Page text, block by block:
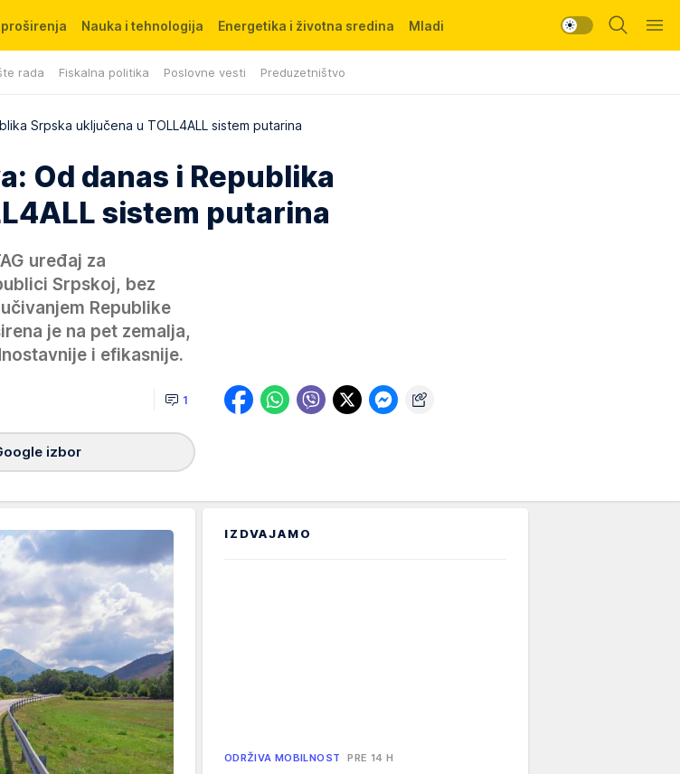
rada Fiskalna politika Poslovne vesti Preduzetništvo
Nauka i tehnologija Energetika i životna sredina Mladi
Srpska uključena u TOLL4ALL sistem putarina
Od danas i Republika
sistem putarina
uređaj za
Srpskoj, bez
Republike
je na pet zemalja,
i efikasnije.
1
izbor
IZDVAJAMO
ODRŽIVA MOBILNOST PRE 14 H